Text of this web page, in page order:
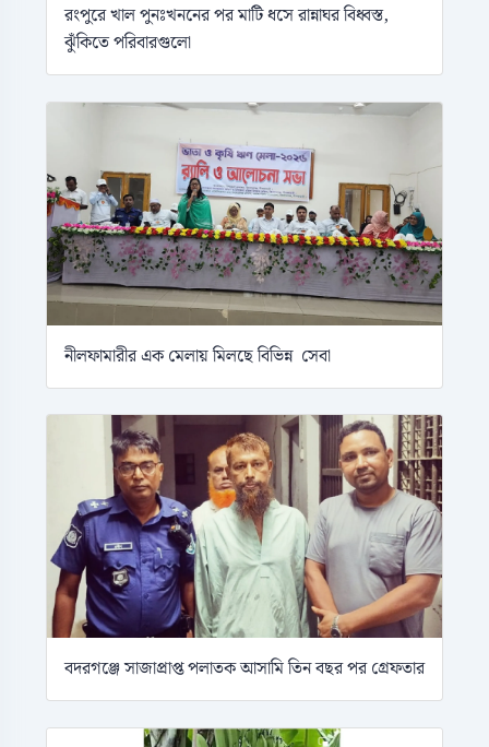
রংপুরে খাল পুনঃখননের পর মাটি ধসে রান্নাঘর বিধ্বস্ত,
ঝুঁকিতে পরিবারগুলো
নীলফামারীর এক মেলায় মিলছে বিভিন্ন সেবা
বদরগঞ্জে সাজাপ্রাপ্ত পলাতক আসামি তিন বছর পর গ্রেফতার